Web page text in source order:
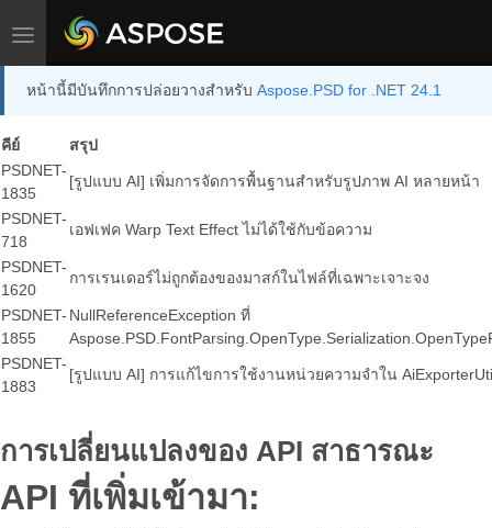
Toggle navigation
หน้านี้มีบันทึกการปล่อยวางสำหรับ Aspose.PSD for .NET 24.1
คีย์
สรุป
PSDNET-
1835
[รูปแบบ AI] เพิ่มการจัดการพื้นฐานสำหรับรูปภาพ AI หลายหน้า
PSDNET-
718
เอฟเฟค Warp Text Effect ไม่ได้ใช้กับข้อความ
PSDNET-
1620
การเรนเดอร์ไม่ถูกต้องของมาสก์ในไฟล์ที่เฉพาะเจาะจง
PSDNET-
1855
NullReferenceException ที่
PSDNET-
1883
[รูปแบบ AI] การแก้ไขการใช้งานหน่วยความจำใน
การเปลี่ยนแปลงของ API สาธารณะ
API ที่เพิ่มเข้ามา: